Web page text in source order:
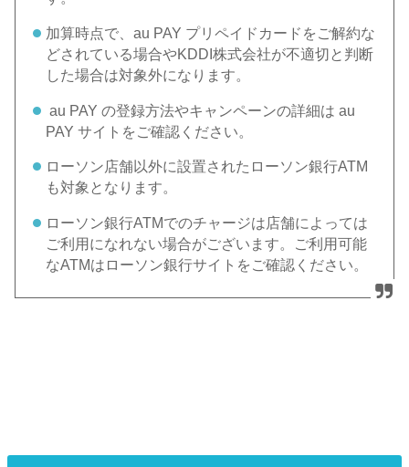
加算時点で、au PAY プリペイドカードをご解約な
どされている場合やKDDI株式会社が不適切と判断
した場合は対象外になります。
au PAY の登録方法やキャンペーンの詳細は au
PAY サイトをご確認ください。
ローソン店舗以外に設置されたローソン銀行ATM
も対象となります。
ローソン銀行ATMでのチャージは店舗によっては
ご利用になれない場合がございます。ご利用可能
なATMはローソン銀行サイトをご確認ください。